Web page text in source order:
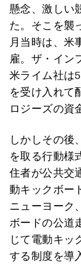
懸念、激しい
た。そこを襲
月当時は、米
雇。ザ・イン
米ライム社は
を受け入れて
ロジーズの資
しかしその後
を取る行動様
住者が公共交
動キックボー
ニューヨーク
ボードの公道
じて電動キッ
する制度を導